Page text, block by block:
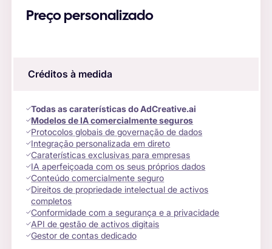
Preço personalizado
Créditos à medida
Todas as caraterísticas do AdCreative.ai
Modelos de IA comercialmente seguros
Protocolos globais de governação de dados
Integração personalizada em direto
Caraterísticas exclusivas para empresas
IA aperfeiçoada com os seus próprios dados
Conteúdo comercialmente seguro
Direitos de propriedade intelectual de activos
completos
Conformidade com a segurança e a privacidade
API de gestão de activos digitais
Gestor de contas dedicado